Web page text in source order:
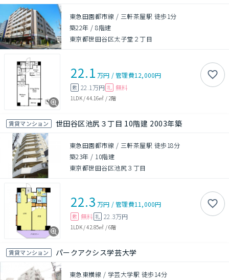
東急田園都市線 / 三軒茶屋駅 徒歩1分
築22年 /8階建
東京都世田谷区太子堂２丁目
22.1 万円 /管理費12,000円
敷 22.1万円 礼 無料
1LDK/44.16㎡ / 2階
賃貸マンション 世田谷区池尻３丁目 10階建 2003年築
東急田園都市線 / 三軒茶屋駅 徒歩18分
築23年 / 10階建
東京都世田谷区池尻３丁目
22.3 万円 /管理費11,000円
敷 無料 礼 22.3万円
1LDK/42.85㎡ /6階
賃貸マンション パークアクシス学芸大学
東急東横線 / 学芸大学駅 徒歩14分